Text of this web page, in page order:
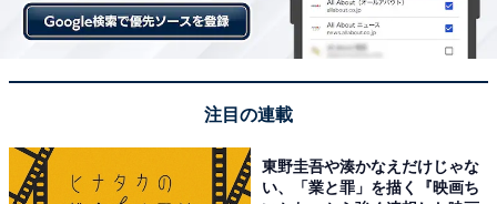
回の指定はできません。
じゃがりこ100品目記念サイト
注目の連載
東野圭吾や湊かなえだけじゃな
い、「業と罪」を描く『映画ち